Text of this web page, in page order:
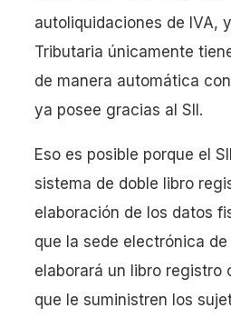
autoliquidaciones de IVA,
Tributaria únicamente
de manera automática
ya posee gracias al SII.
Eso es posible porque el
sistema de doble libro
elaboración de los datos
que la sede electrónica de
elaborará un libro registro
que le suministren los